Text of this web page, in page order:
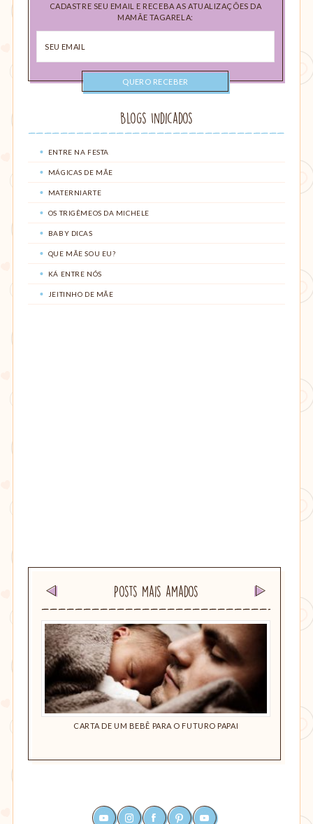
CADASTRE SEU EMAIL E RECEBA AS ATUALIZAÇÕES DA
MAMÃE TAGARELA:
email
Blogs Indicados
ENTRE NA FESTA
MÁGICAS DE MÃE
MATERNIARTE
OS TRIGÊMEOS DA MICHELE
BABY DICAS
QUE MÃE SOU EU?
KÁ ENTRE NÓS
JEITINHO DE MÃE
Posts mais amados
CARTA DE UM BEBÊ PARA O FUTURO PAPAI
YOUTUBEINSTAGRAMFACEBOOKPINTEREST